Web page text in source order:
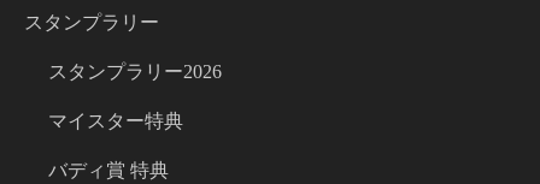
スタンプラリー
スタンプラリー2026
マイスター特典
バディ賞 特典